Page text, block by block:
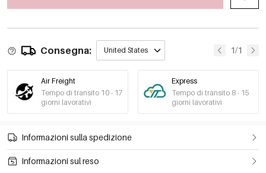
Consegna: United States 1/1
Air Freight
Tempo di transito 10 - 17
giorni lavorativi
Express
Tempo di transito 8 - 15
giorni lavorativi
Informazioni sulla spedizione
Informazioni sul reso